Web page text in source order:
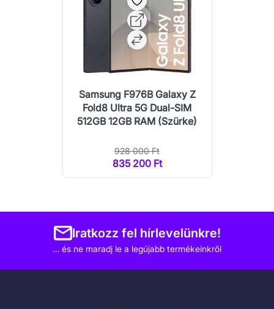
Samsung F976B Galaxy Z
Fold8 Ultra 5G Dual-SIM
512GB 12GB RAM (Szürke)
928 000 Ft
835 200 Ft
Iratkozz fel hírlevelünkre!
… és ne maradj le a legújabb termékeinkről